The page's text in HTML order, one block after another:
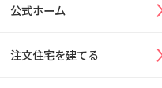
公式ホーム
注文住宅を建てる